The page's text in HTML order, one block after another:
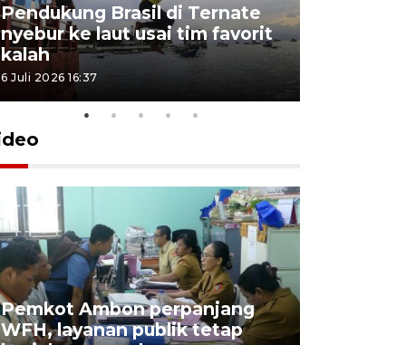
Pendukung Brasil di Ternate
nyebur ke laut usai tim favorit
kalah
6 Juli 2026 16:37
Pemkot Ambon perpanjang
WFH, layanan publik tetap